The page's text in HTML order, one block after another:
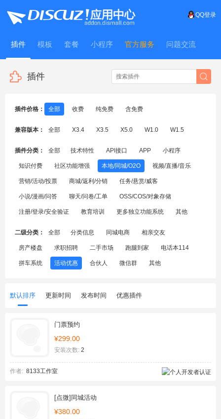
QQ登录
插件 模板 套餐 小程序 官方服务 问题交流
WitFrame
插件
插件价格： 全部 收费 纯免费 含免费
兼容版本： 全部 X3.4 X3.5 X5.0 W1.0 W1.5
插件分类： 全部 技术特性 API接口 APP 小程序
知识付费 社区功能增强 本地/同城/O2O 视频/直播/音乐
营销/活动/投票 商城/返利/分销 任务/悬赏/威客
小说/漫画/问答 聊天/问卷/工单 OSS/COS/对象存储
注册/登录/安全验证 教育培训 更多独立功能系统 其他
二级分类： 全部 分类信息 同城电商 相亲交友
房产楼盘 求职招聘 二手市场 跑腿到家 电话本114
拼车系统 活动优惠 合伙人 微信群 其他
默认排序 更新时间 发布时间 优惠插件
门票预约
¥299.00
安装次数: 2
作者: 8133工作室
[点微]同城活动
¥380.00